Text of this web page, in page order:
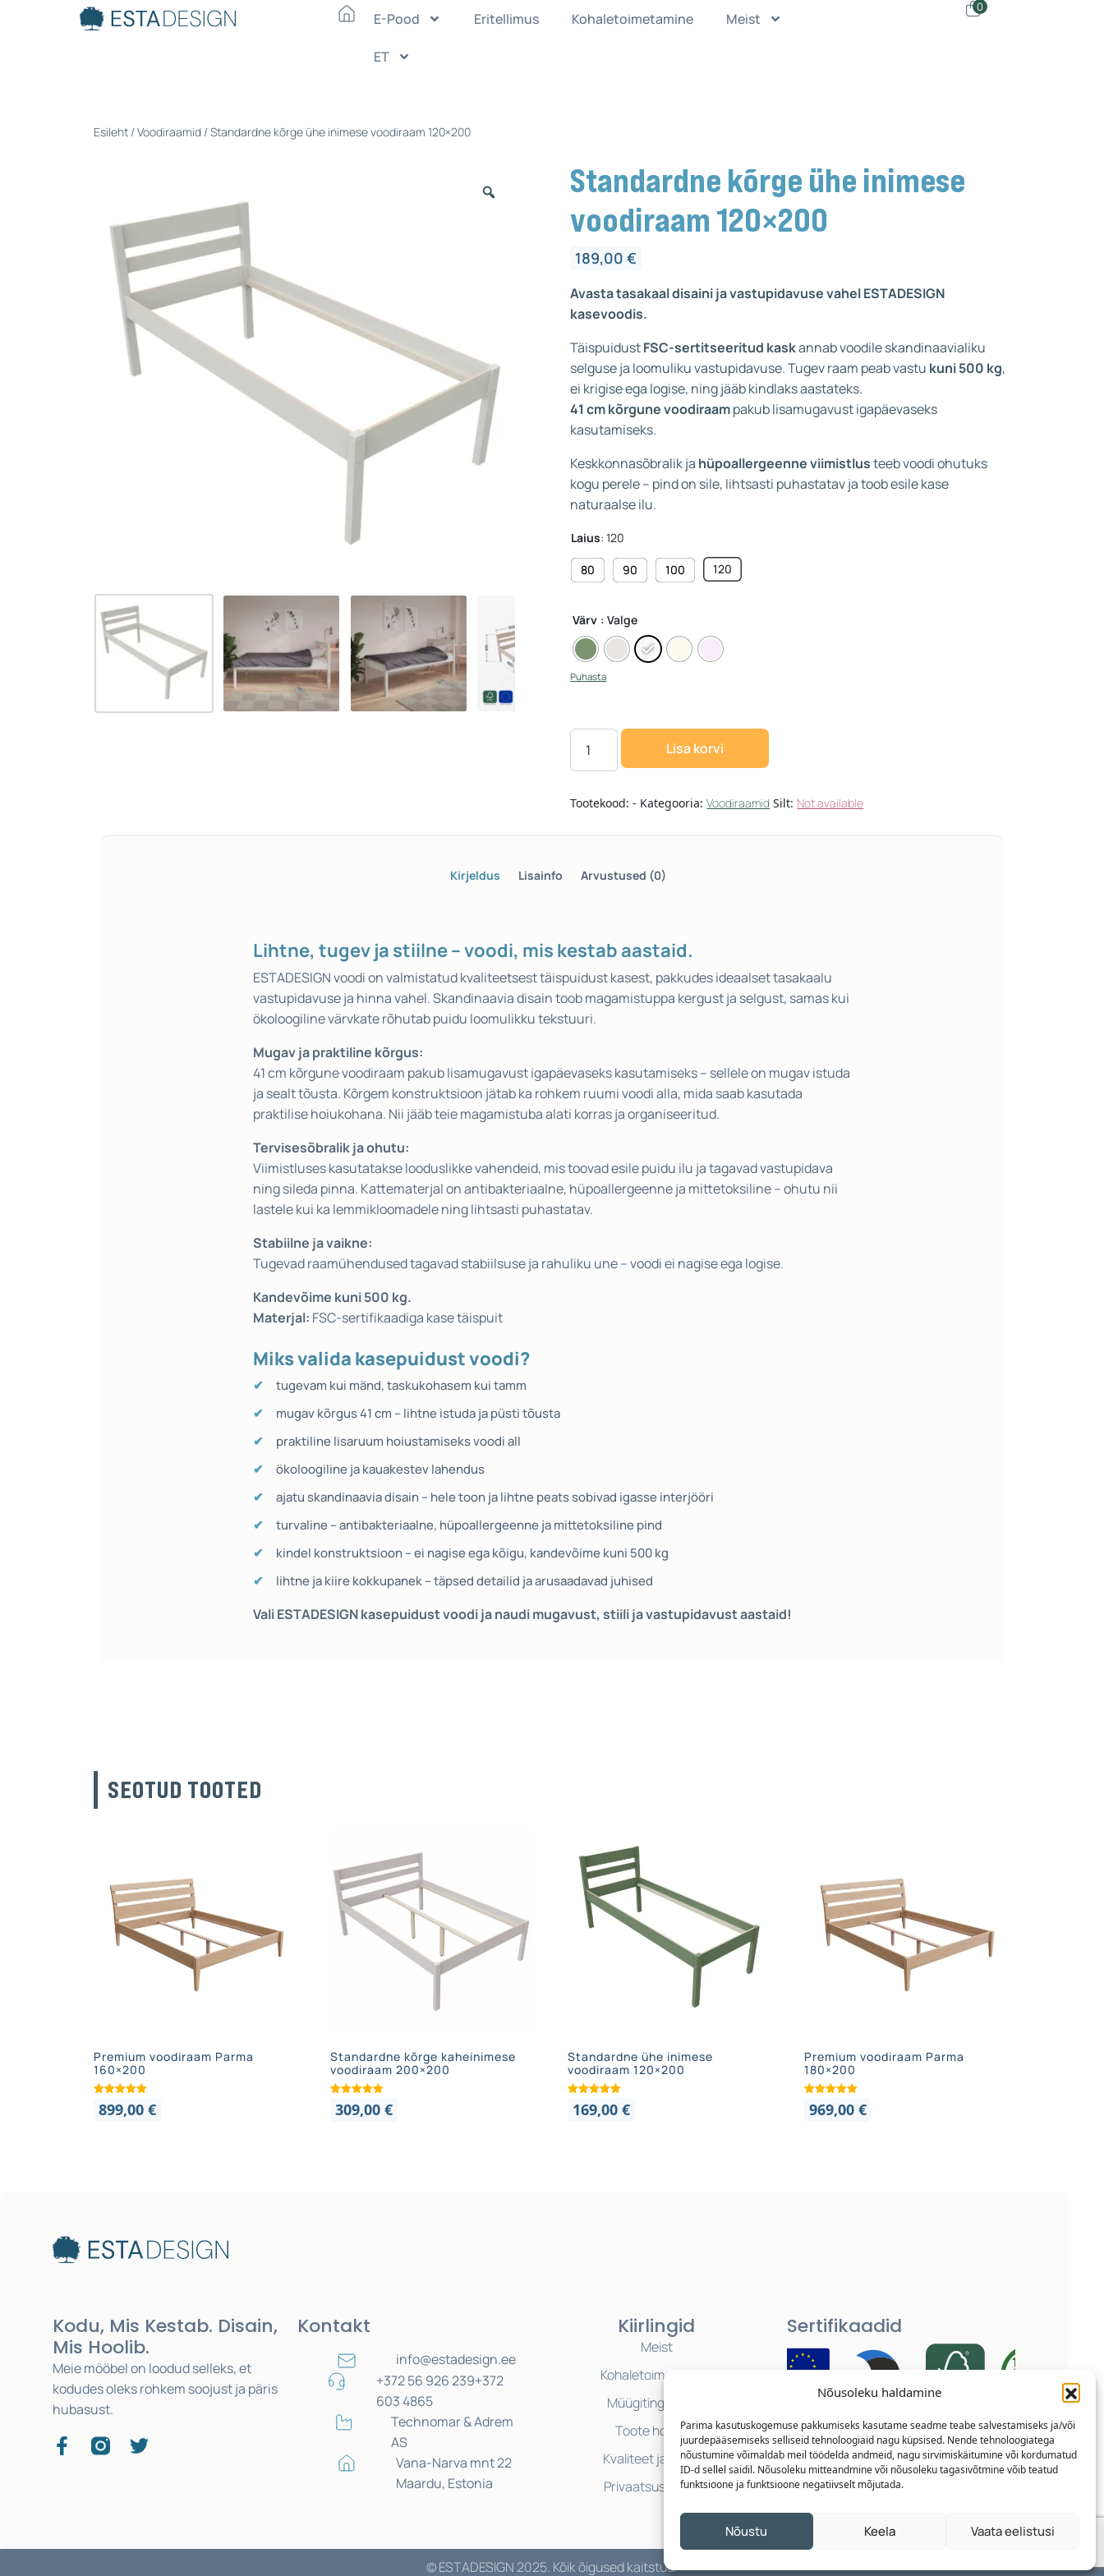
Nõusoleku haldamine
Parima kasutuskogemuse pakkumiseks kasutame seadme teabe salvestamiseks ja/või
juurdepääsemiseks selliseid tehnoloogiaid nagu küpsised. Nende tehnoloogiatega
nõustumine võimaldab meil töödelda andmeid, nagu sirvimiskäitumine või kordumatud
ID-d sellel saidil. Nõusoleku mitteandmine või nõusoleku tagasivõtmine võib teatud
funktsioone ja funktsioone negatiivselt mõjutada.
Nõustu Keela Vaata eelistusi
E-Pood Eritellimus Kohaletoimetamine Meist
ET
0
Esileht /Voodiraamid / Standardne kõrge ühe inimese voodiraam 120×200
Standardne kõrge ühe inimese
voodiraam 120×200
189,00€
Avasta tasakaal disaini ja vastupidavuse vahel ESTADESIGN
kasevoodis.
TäispuidustFSC-sertitseeritud kaskannab voodile skandinaavialiku
selguse ja loomuliku vastupidavuse. Tugev raam peab vastu kuni 500 kg,
ei krigise ega logise, ning jääb kindlaks aastateks.
41 cm kõrgune voodiraampakub lisamugavust igapäevaseks
kasutamiseks.
Keskkonnasõbralik ja hüpoallergeenne viimistlusteeb voodi ohutuks
kogu perele – pind on sile, lihtsasti puhastatav ja toob esile kase
naturaalse ilu.
Laius: 120
80 90 100 120
Värv : Valge
Puhasta
Lisa korvi
Tootekood:- Kategooria:Voodiraamid Silt: Not available
Kirjeldus Lisainfo Arvustused (0)
Lihtne, tugev ja stiilne – voodi, mis kestab aastaid.
ESTADESIGN voodi on valmistatud kvaliteetsest täispuidust kasest, pakkudes ideaalset tasakaalu
vastupidavuse ja hinna vahel. Skandinaavia disain toob magamistuppa kergust ja selgust, samas kui
ökoloogiline värvkate rõhutab puidu loomulikku tekstuuri.
Mugav ja praktiline kõrgus:
41 cm kõrgune voodiraam pakub lisamugavust igapäevaseks kasutamiseks – sellele on mugav istuda
ja sealt tõusta. Kõrgem konstruktsioon jätab ka rohkem ruumi voodi alla, mida saab kasutada
praktilise hoiukohana. Nii jääb teie magamistuba alati korras ja organiseeritud.
Tervisesõbralik ja ohutu:
Viimistluses kasutatakse looduslikke vahendeid, mis toovad esile puidu ilu ja tagavad vastupidava
ning sileda pinna. Kattematerjal on antibakteriaalne, hüpoallergeenne ja mittetoksiline – ohutu nii
lastele kui ka lemmikloomadele ning lihtsasti puhastatav.
Stabiilne ja vaikne:
Tugevad raamühendused tagavad stabiilsuse ja rahuliku une – voodi ei nagise ega logise.
Kandevõime kuni 500 kg.
Materjal: FSC-sertifikaadiga kase täispuit
Miks valida kasepuidust voodi?
tugevam kui mänd, taskukohasem kui tamm
mugav kõrgus 41 cm – lihtne istuda ja püsti tõusta
praktiline lisaruum hoiustamiseks voodi all
ökoloogiline ja kauakestev lahendus
ajatu skandinaavia disain – hele toon ja lihtne peats sobivad igasse interjööri
turvaline – antibakteriaalne, hüpoallergeenne ja mittetoksiline pind
kindel konstruktsioon – ei nagise ega kõigu, kandevõime kuni 500 kg
lihtne ja kiire kokkupanek – täpsed detailid ja arusaadavad juhised
Vali ESTADESIGN kasepuidust voodi ja naudi mugavust, stiili ja vastupidavust aastaid!
SEOTUD TOOTED
Premium voodiraam Parma
160×200
899,00 €
Standardne kõrge kaheinimese
voodiraam 200×200
309,00€
Standardne ühe inimese
voodiraam 120×200
169,00 €
Premium voodiraam Parma
180×200
969,00€
Kodu, Mis Kestab. Disain,
Mis Hoolib.
Meie mööbel on loodud selleks, et
kodudes oleks rohkem soojust ja päris
hubasust.
Kontakt
info@estadesign.ee
+372 56 926 239+372
603 4865
Technomar & Adrem
AS
Vana-Narva mnt 22
Maardu, Estonia
Kiirlingid
Meist
Kohaletoimetamine
Müügitingimused
Toote hooldus
Kvaliteet ja ohutus
Privaatsuspoliitika
Sertifikaadid
ja läbinud mitmeid kvaliteedikontrolle,
et sinu kodu oleks alati turvaline ja
usaldusväärne.
© ESTADESIGN 2025. Kõik õigused kaitstud.